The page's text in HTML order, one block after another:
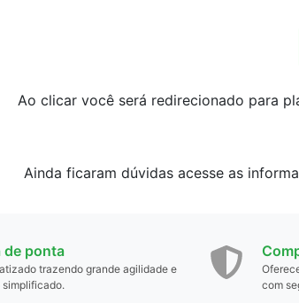
Ao clicar você será redirecionado para
Ainda ficaram dúvidas acesse as
de ponta
trazendo grande agilidade e
com